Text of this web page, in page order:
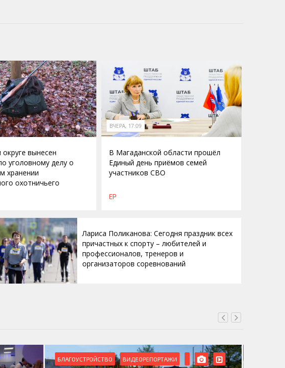
вынесен
уголовному делу о
хранении
охотничьего
ВЧЕРА, 17:09
В Магаданской области прошёл
Единый день приёмов семей
участников СВО
ЕР
Лариса Поликанова: Сегодня праздник всех
причастных к спорту – любителей и
профессионалов, тренеров и
организаторов соревнований
БЛАГОУСТРОЙСТВО ВИДЕОРЕПОРТАЖИ